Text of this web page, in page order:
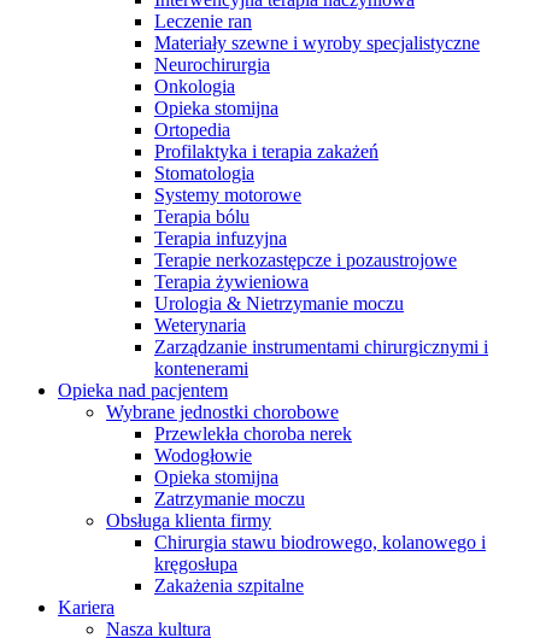
Serwis Techniczny - ATS
Przegląd i naprawa instrumentów oraz
urządzeń medycznych, zarówno w okresie gwarancji, jak i w
ramach serwisu pogwarancyjnego.
Leczenie ran
Materiały szewne i wyroby specjalistyczne
Neurochirurgia
Onkologia
Opieka stomijna
Ortopedia
Profilaktyka i terapia zakażeń
Stomatologia
Systemy motorowe
Terapia bólu
Terapia infuzyjna
Terapie nerkozastępcze i pozaustrojowe
Terapia żywieniowa
Urologia & Nietrzymanie moczu
Weterynaria
Zarządzanie instrumentami chirurgicznymi i
kontenerami
Opieka nad pacjentem
Wybrane jednostki chorobowe
Przewlekła choroba nerek
Wodogłowie
Opieka stomijna
Zatrzymanie moczu
Obsługa klienta firmy
Chirurgia stawu biodrowego, kolanowego i
kręgosłupa
Zakażenia szpitalne
Kariera
Nasza kultura